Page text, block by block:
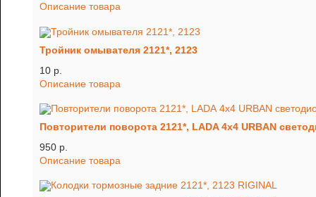
Описание товара
Тройник омывателя 2121*, 2123
10 p.
Описание товара
Повторители поворота 2121*, LADA 4x4 URBAN
950 p.
Описание товара